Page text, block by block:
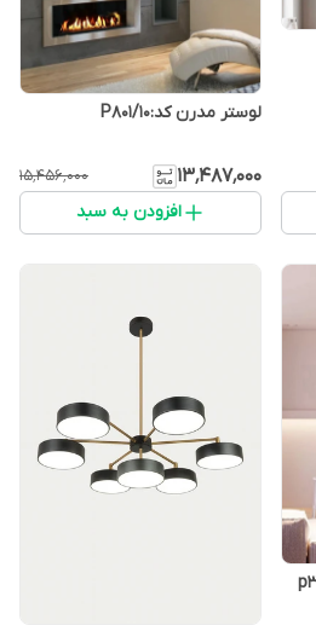
لوستر مدرن کد:P801/10
۱۳٬۴۸۷٬۰۰۰ ۱۵٬۴۵۶٬۰۰۰
افزودن به سبد